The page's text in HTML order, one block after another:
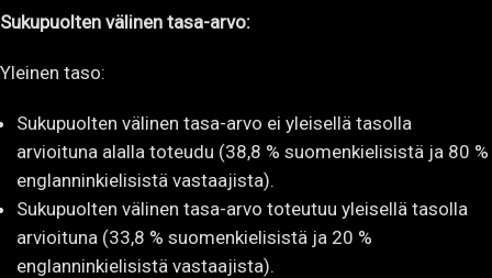
Sukupuolten välinen tasa-arvo:
Yleinen taso:
Sukupuolten välinen tasa-arvo ei yleisellä tasolla
arvioituna alalla toteudu (38,8 % suomenkielisistä ja 80 %
englanninkielisistä vastaajista).
Sukupuolten välinen tasa-arvo toteutuu yleisellä tasolla
arvioituna (33,8 % suomenkielisistä ja 20 %
englanninkielisistä vastaajista).